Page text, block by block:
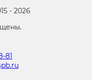
- 2026
81